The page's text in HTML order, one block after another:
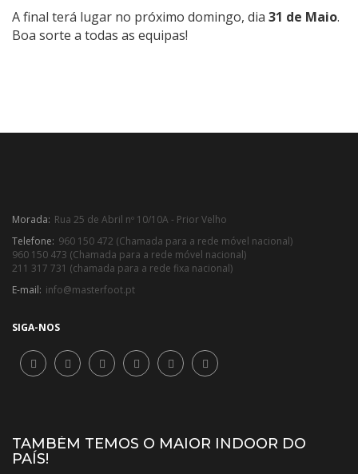
A final terá lugar no próximo domingo, dia 31 de Maio.
Boa sorte a todas as equipas!
Morada: Rua 25 de Abril nº 10/10A - Prior Velho
Telefone: 960 150 472 (Chamada para a rede móvel nacional)
960 150 473 (Chamada para a rede móvel nacional)
211 317 731 (chamada para a rede fixa nacional)
E-mail: info@masterfoot.pt
SIGA-NOS
TAMBÉM TEMOS O MAIOR INDOOR DO
PAÍS!